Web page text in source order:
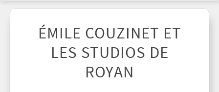
ÉMILE COUZINET ET
LES STUDIOS DE
ROYAN